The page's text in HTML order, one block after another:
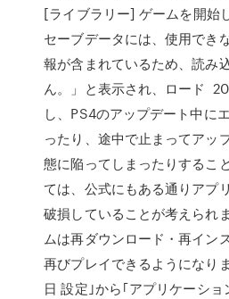
[ライブラリー] ゲームを開始
セーブデータには、使用でき
報が含まれているため、読み
ん。」と表示され、ロード
し、PS4のアップデート中に
ったり、途中で止まってアッ
態に陥ってしまったりするこ
ては、公式にもある通りアプ
破損していることが考えられ
ムは再ダウンロード・再イン
再びプレイできるようになり
日 設定｣から｢アプリケーシ